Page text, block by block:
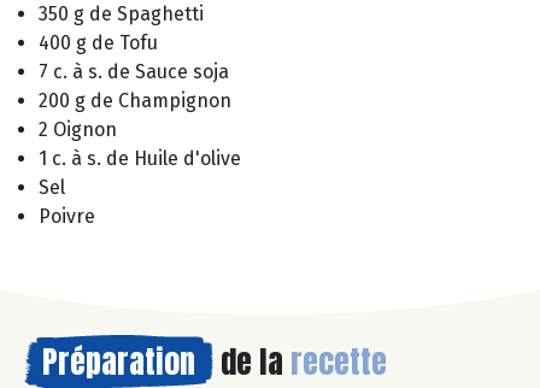
350 g de Spaghetti
400 g de Tofu
7 c. à s. de Sauce soja
200 g de Champignon
2 Oignon
1 c. à s. de Huile d'olive
Sel
Poivre
Préparation de la recette